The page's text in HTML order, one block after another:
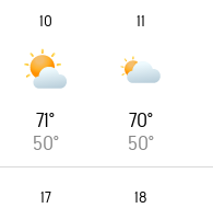
10
71°
50°
11
70°
50°
17 18